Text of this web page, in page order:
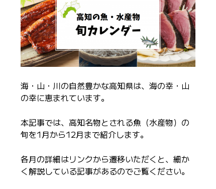
海・山・川の自然豊かな高知県は、海の幸・山
の幸に恵まれています。
本記事では、高知名物とされる魚（水産物）の
旬を1月から12月まで紹介します。
各月の詳細はリンクから遷移いただくと、細か
く解説している記事があるのでご覧ください。